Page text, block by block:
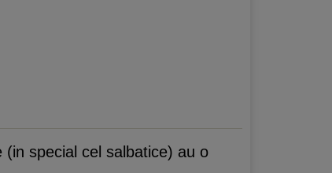
special cel salbatice) au o